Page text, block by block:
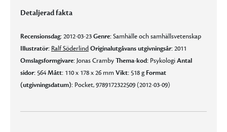
Detaljerad fakta
Recensionsdag:2012-03-23Genre:Samhälle och samhällsvetenskap
Illustratör: Ralf SöderlindOriginalutgåvans utgivningsår:2011
Omslagsformgivare:Jonas CrambyThema-kod: PsykologiAntal
sidor:564Mått: 110 x 178 x 26 mmVikt:518 g Format
(utgivningsdatum): Pocket, 9789172322509 (2012-03-09)